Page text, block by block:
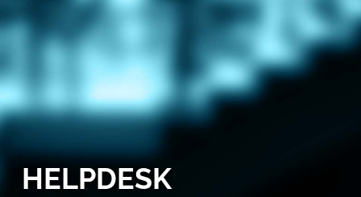
HELPDESK